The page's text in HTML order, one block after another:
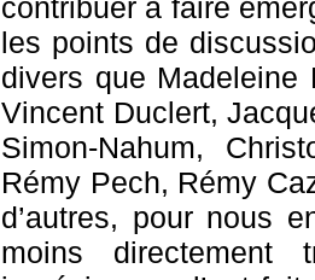
contribuer à faire
les points de
divers que Madeleine
Vincent Duclert,
Simon-Nahum,
Rémy Pech, Rémy
d’autres, pour nous
moins